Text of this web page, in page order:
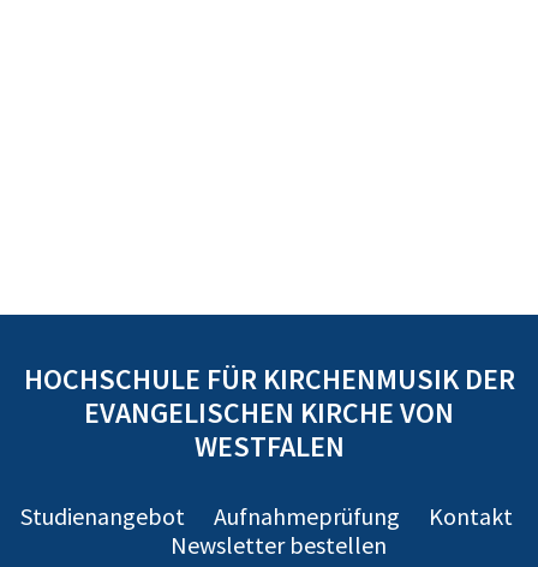
HOCHSCHULE FÜR KIRCHENMUSIK DER
EVANGELISCHEN KIRCHE VON
WESTFALEN
Studienangebot Aufnahmeprüfung
Kontakt
Newsletter bestellen